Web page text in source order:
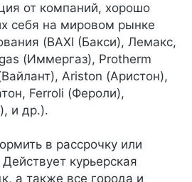
от компаний, хорошо
себя на мировом рынке
(BAXI (Бакси), Лемакс,
(Иммергаз), Protherm
Ariston (Аристон),
Ferroli (Фероли),
и др.).
в рассрочку или
курьерская
а также все города и